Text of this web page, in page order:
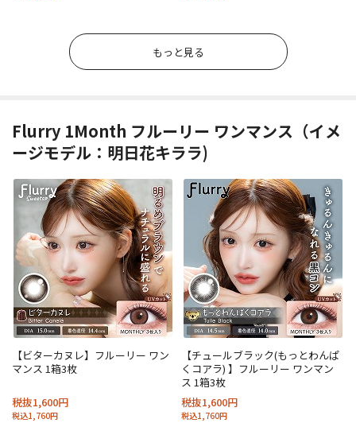
もっと見る
Flurry 1Month フルーリー ワンマンス（イメ
ージモデル：明日花キララ)
【ビターカヌレ】フルーリー ワン
マンス 1箱3枚
税抜1,600円
税込1,760円
【チュールブラック(もっとわんぱ
くコアラ) 】フルーリー ワンマン
ス 1箱3枚
税抜1,600円
税込1,760円